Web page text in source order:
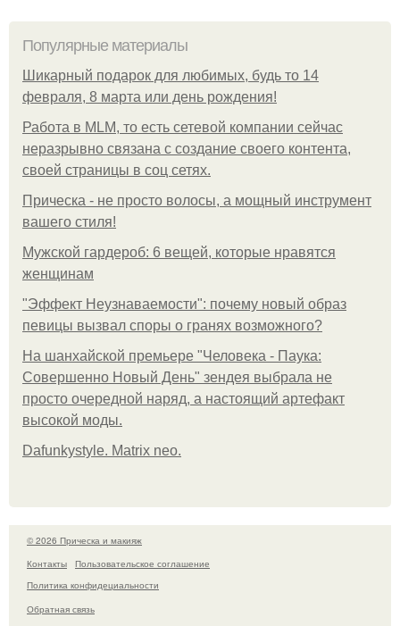
Популярные материалы
Шикарный подарок для любимых, будь то 14
февраля, 8 марта или день рождения!
Работа в MLM, то есть сетевой компании сейчас
неразрывно связана с создание своего контента,
своей страницы в соц сетях.
Прическа - не просто волосы, а мощный инструмент
вашего стиля!
Мужской гардероб: 6 вещей, которые нравятся
женщинам
"Эффект Неузнаваемости": почему новый образ
певицы вызвал споры о гранях возможного?
На шанхайской премьере "Человека - Паука:
Совершенно Новый День" зендея выбрала не
просто очередной наряд, а настоящий артефакт
высокой моды.
Dafunkystyle. Matrix neo.
© 2026 Прическа и макияж
Контакты
Пользовательское соглашение
Политика конфидециальности
Обратная связь